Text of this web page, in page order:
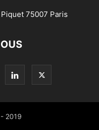
75007 Paris
2019